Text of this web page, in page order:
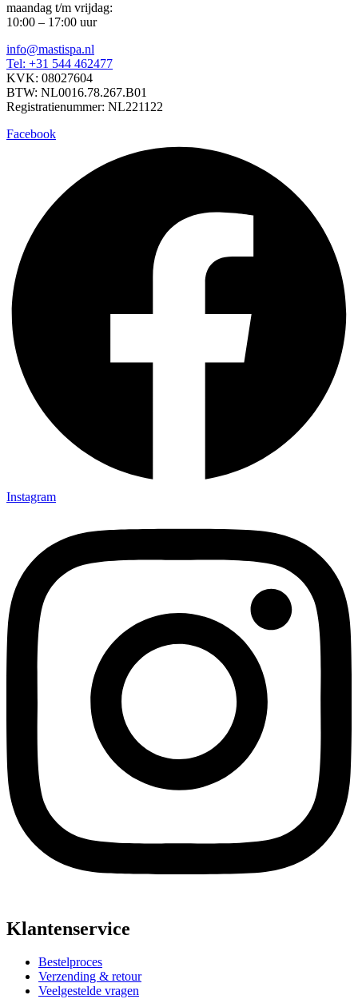
maandag t/m vrijdag:
10:00 – 17:00 uur
info@mastispa.nl
Tel: +31 544 462477
KVK: 08027604
BTW: NL0016.78.267.B01
Registratienummer: NL221122
Facebook
Instagram
Klantenservice
Bestelproces
Verzending & retour
Veelgestelde vragen